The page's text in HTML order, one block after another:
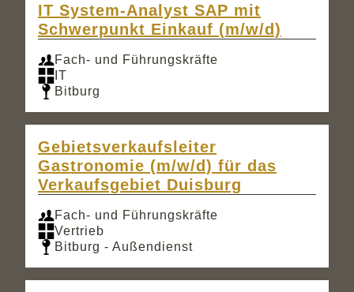
IT System-Analyst SAP mit
Schwerpunkt Einkauf (m/w/d)
Fach- und Führungskräfte
IT
Bitburg
Gebietsverkaufsleiter
Gastronomie (m/w/d) für das
Verkaufsgebiet Duisburg
Fach- und Führungskräfte
Vertrieb
Bitburg - Außendienst